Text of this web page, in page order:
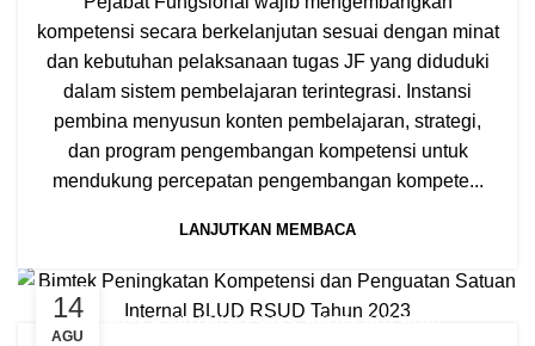
kompetensi secara berkelanjutan sesuai dengan minat
dan kebutuhan pelaksanaan tugas JF yang diduduki
dalam sistem pembelajaran terintegrasi. Instansi
pembina menyusun konten pembelajaran, strategi,
dan program pengembangan kompetensi untuk
mendukung percepatan pengembangan kompete...
LANJUTKAN MEMBACA
14
AGU
BIMTEK RSUD / PUSKESMAS, BIMTEK BLU, BLUD